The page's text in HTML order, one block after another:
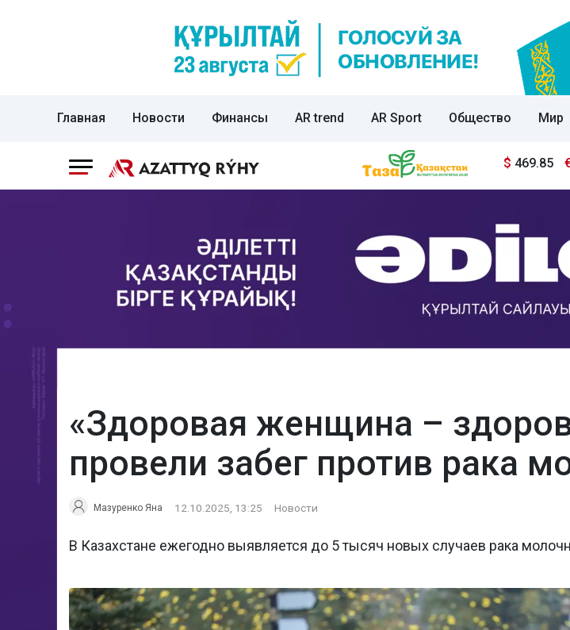
Главная Новости Финансы AR trend AR Sport Общество Мир
$ 469.85
«Здоровая женщина –
провели забег против рака
Мазуренко Яна 12.10.2025, 13:25 Новости
В Казахстане ежегодно выявляется до 5 тысяч новых случаев рака